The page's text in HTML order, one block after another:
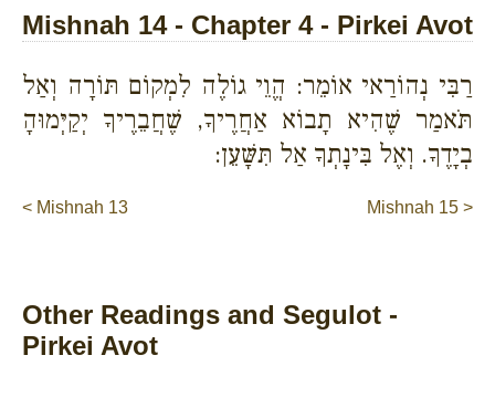
Mishnah 14 - Chapter 4 - Pirkei Avot
רַבִּי נְהוֹרַאי אוֹמֵר: הֱוֵי גוֹלֶה לִמְקוֹם תּוֹרָה וְאַל
תֹּאמַר שֶׁהִיא תָבוֹא אַחֲרֶיךָ, שֶׁחֲבֵרֶיךָ יְקַיְּמוּהָ
בְיָדֶךָ. וְאֶל בִּינָתְךָ אַל תִּשָּׁעֵן:
< Mishnah 13 Mishnah 15 >
Other Readings and Segulot -
Pirkei Avot